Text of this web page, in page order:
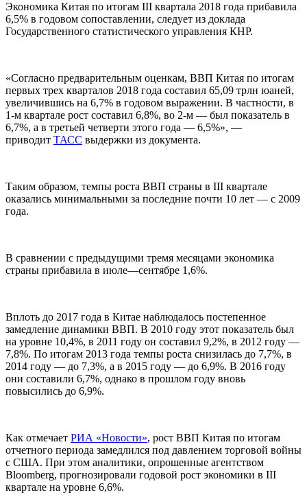
Экономика Китая по итогам III квартала 2018 года прибавила
6,5% в годовом сопоставлении, следует из доклада
Государственного статистического управления КНР.
«Согласно предварительным оценкам, ВВП Китая по итогам
первых трех кварталов 2018 года составил 65,09 трлн юаней,
увеличившись на 6,7% в годовом выражении. В частности, в
1-м квартале рост составил 6,8%, во 2-м — был показатель в
6,7%, а в третьей четверти этого года — 6,5%», —
приводит ТАСС выдержки из документа.
Таким образом, темпы роста ВВП страны в III квартале
оказались минимальными за последние почти 10 лет — с 2009
года.
В сравнении с предыдущими тремя месяцами экономика
страны прибавила в июле—сентябре 1,6%.
Вплоть до 2017 года в Китае наблюдалось постепенное
замедление динамики ВВП. В 2010 году этот показатель был
на уровне 10,4%, в 2011 году он составил 9,2%, в 2012 году —
7,8%. По итогам 2013 года темпы роста снизилась до 7,7%, в
2014 году — до 7,3%, а в 2015 году — до 6,9%. В 2016 году
они составили 6,7%, однако в прошлом году вновь
повысились до 6,9%.
Как отмечает РИА «Новости», рост ВВП Китая по итогам
отчетного периода замедлился под давлением торговой войны
с США. При этом аналитики, опрошенные агентством
Bloomberg, прогнозировали годовой рост экономики в III
квартале на уровне 6,6%.